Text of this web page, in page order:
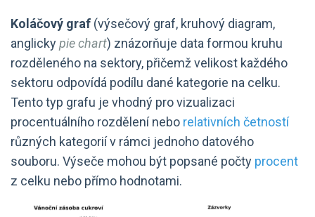
Koláčový graf (výsečový graf, kruhový diagram,
anglickypie chart) znázorňuje data formou kruhu
rozděleného na sektory, přičemž velikost každého
sektoru odpovídá podílu dané kategorie na celku.
Tento typ grafu je vhodný pro vizualizaci
procentuálního rozdělení nebo relativních četností
různých kategorií v rámci jednoho datového
souboru. Výseče mohou být popsané počty procent
z celku nebo přímo hodnotami.